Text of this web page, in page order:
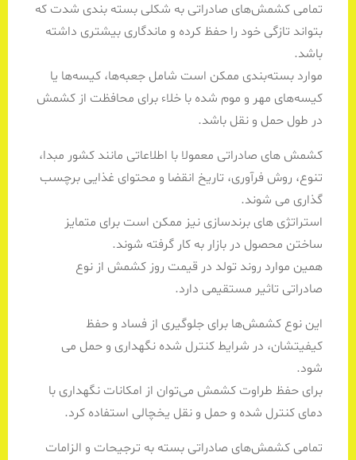
تمامی کشمش‌های صادراتی به شکلی بسته بندی شدت که
بتواند تازگی خود را حفظ کرده و ماندگاری بیشتری داشته
باشد.
موارد بسته‌بندی ممکن است شامل جعبه‌ها، کیسه‌ها یا
کیسه‌های مهر و موم شده با خلاء برای محافظت از کشمش
در طول حمل و نقل باشد.
کشمش های صادراتی معمولا با اطلاعاتی مانند کشور مبدا،
تنوع، روش فرآوری، تاریخ انقضا و محتوای غذایی برچسب
گذاری می شوند.
استراتژی های برندسازی نیز ممکن است برای متمایز
ساختن محصول در بازار به کار گرفته شوند.
همین موارد روند تولد در قیمت روز کشمش از نوع
صادراتی تاثیر مستقیمی دارد.
این نوع کشمش‌ها برای جلوگیری از فساد و حفظ
کیفیتشان، در شرایط کنترل شده نگهداری و حمل می
شود.
برای حفظ طراوت کشمش می‌توان از امکانات نگهداری با
دمای کنترل شده و حمل و نقل یخچالی استفاده کرد.
تمامی کشمش‌های صادراتی بسته به ترجیحات و الزامات